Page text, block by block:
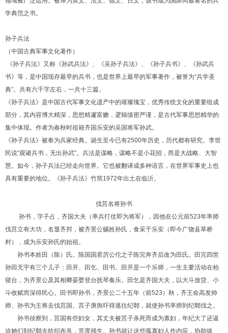
1 2 3 4 5 6
学典范之书。
孙子兵法
（中国古典军事文化著作）
《孙子兵法》又称《孙武兵法》、《吴孙子兵法》、《孙子兵书》、《孙武兵
书》等，是中国现存最早的兵书 ，也是世界上最早的军事著作，被誉为“兵学圣
典”。共有六千字左右，一共十三篇。
《孙子兵法》是中国古代军事文化遗产中的璀璨瑰宝，优秀传统文化的重要组成
部分，其内容博大精深 ，思想精邃富赡 ，逻辑缜密严谨，是古代军事思想精华的
集中体现。作者为春秋时祖籍齐国乐安的吴国将军孙武。
《孙子兵法》被奉为兵家经典。诞生至今已有2500年历史，历代都有研究。李世
民说“观诸兵书，无出孙武”。兵法是谋略 ，谋略不是小花招，而是大战略、大智
慧。如今，孙子兵法已经走向世界。它也被翻译成多种语言，在世界军事史上也
具有重要的地位 。《孙子兵法》竹简1972年出土在临沂。
伐莒名将孙书
孙书，字子占，齐国大夫（率兵打仗即为将军），因他在公元前523年率师
伐莒立有大功，名显齐邦，被齐景公赐姓孙氏，食采于乐安（即今广饶县草桥
村），成为乐安孙氏的始祖。
孙书本姓田（陈）氏。陈国国君厉公佗之子陈完奔齐后改为田氏。田完四世
孙田无宇有三个儿子：田开、田乞、田书。田开是一个乐师，一生主要活动在柏
寝台，为齐景公及其相卿晏婴登台抚琴奏乐。田乞是齐国大夫，以大斗放贷、小
斗收赋而深得民心。田书即孙书，齐景公二十五年（前523 ）秋，齐王命高发帅
师、孙书为主将去伐莒国。莒子庚舆吓得逃往纪鄣，就使孙书率师到纪鄣伐之。
孙书侦察到，莒国有些妇女，其丈夫被莒子杀死而成为寡妇，年纪大了还逼
迫她们到纪鄣去纺织布帛，苦度残生。孙书就让这些孤寡妇人作内应，协助拔